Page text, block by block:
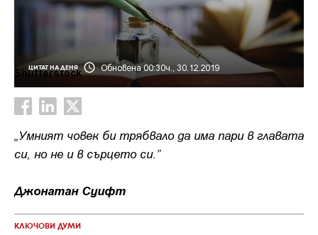
ЦИТАТ НА ДЕНЯ Обновена 00:30ч., 30.12.2019
Shutterstock
„Умният човек би трябвало да има пари в главата
си, но не и в сърцето си.”
Джонатан Суифт
КЛЮЧОВИ ДУМИ